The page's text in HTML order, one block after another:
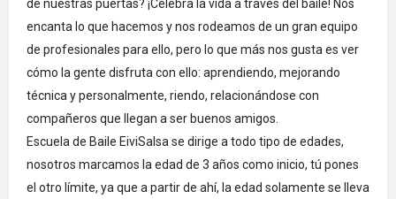
de nuestras puertas? ¡Celebra la vida a través del baile! Nos
encanta lo que hacemos y nos rodeamos de un gran equipo
de profesionales para ello, pero lo que más nos gusta es ver
cómo la gente disfruta con ello: aprendiendo, mejorando
técnica y personalmente, riendo, relacionándose con
compañeros que llegan a ser buenos amigos.
Escuela de Baile EiviSalsa se dirige a todo tipo de edades,
nosotros marcamos la edad de 3 años como inicio, tú pones
el otro límite, ya que a partir de ahí, la edad solamente se lleva